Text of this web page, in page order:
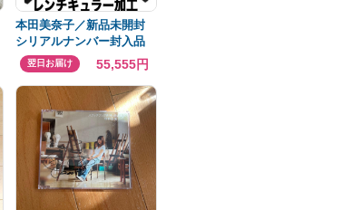
本田美奈子／新品未開封
シリアルナンバー封入品
翌日お届け 55,555円